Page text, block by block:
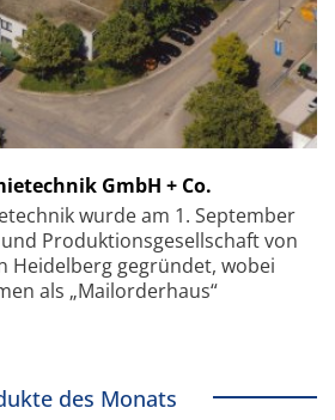
GmbH + Co.
wurde am 1. September
Produktionsgesellschaft von
Heidelberg gegründet, wobei
als „Mailorderhaus“
des Monats